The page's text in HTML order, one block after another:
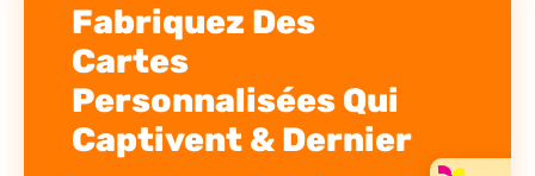
Fabriquez Des
Cartes
Personnalisées Qui
Captivent & Dernier